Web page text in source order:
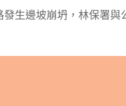
生邊坡崩坍，林保署與